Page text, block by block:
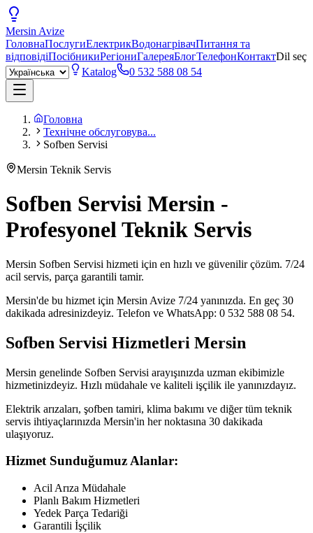
Mersin Avize
ГоловнаПослугиЕлектрикВодонагрівачПитання та
відповідіПосібникиРегіониГалереяБлогТелефонКонтактDil seç
Katalog
0 532 588 08 54
Головна
Технічне обслуговува...
Sofben Servisi
Mersin Teknik Servis
Sofben Servisi Mersin -
Profesyonel Teknik Servis
Mersin Sofben Servisi hizmeti için en hızlı ve güvenilir çözüm. 7/24
acil servis, parça garantili tamir.
Mersin'de bu hizmet için Mersin Avize 7/24 yanınızda. En geç 30
dakikada adresinizdeyiz. Telefon ve WhatsApp: 0 532 588 08 54.
Sofben Servisi Hizmetleri Mersin
Mersin genelinde Sofben Servisi arayışınızda uzman ekibimizle
hizmetinizdeyiz. Hızlı müdahale ve kaliteli işçilik ile yanınızdayız.
Elektrik arızaları, şofben tamiri, klima bakımı ve diğer tüm teknik
servis ihtiyaçlarınızda Mersin'in her noktasına 30 dakikada
ulaşıyoruz.
Hizmet Sunduğumuz Alanlar:
Acil Arıza Müdahale
Planlı Bakım Hizmetleri
Yedek Parça Tedariği
Garantili İşçilik